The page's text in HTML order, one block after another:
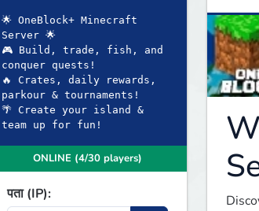
🌟 OneBlock+ Minecraft
Server 🌟
🎮 Build, trade, fish, and
conquer quests!
🔥 Crates, daily rewards,
parkour & tournaments!
🌴 Create your island &
ONLINE (4/30 players)
पता (IP):